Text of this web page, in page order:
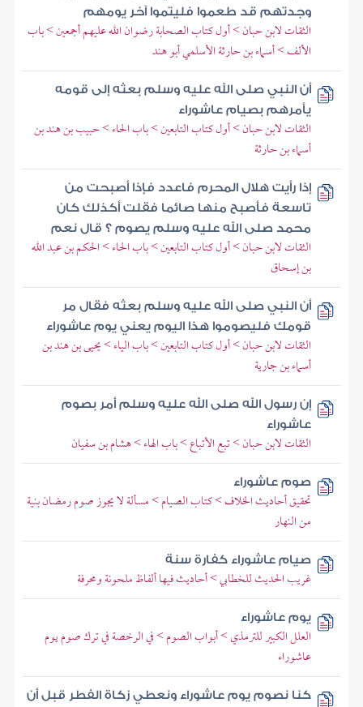
وجدتهم قد طعموا فليتموا آخر يومهم
الثقات لابن حبان > أول كتاب الصحابة رضوان الله عليهم أجمعين > باب
الألف > أسماء بن حارثة الأسلمي أبو هند
أن النبي صلى الله عليه وسلم بعثه إلى قومه
يأمرهم بصيام عاشوراء
الثقات لابن حبان > أول كتاب التابعين > باب الحاء > حبيب بن هند بن
أسماء بن حارثة
إذا رأيت هلال المحرم فاعدد فإذا أصبحت من
تاسعة فأصبح منها صائما فقلت أكذلك كان
محمد صلى الله عليه وسلم يصوم ؟ قال نعم
الثقات لابن حبان > أول كتاب التابعين > باب الحاء > الحكم بن عبد الله
بن إسحاق
أن النبي صلى الله عليه وسلم بعثه فقال مر
قومك فليصوموا هذا اليوم يعني يوم عاشوراء
الثقات لابن حبان > أول كتاب التابعين > باب الياء > يحيى بن هند بن
أسماء بن جارية
إن رسول الله صلى الله عليه وسلم أمر بصوم
عاشوراء
الثقات لابن حبان > تبع الأتباع > باب الهاء > هشام بن سفيان
صوم عاشوراء
تحقيق أحاديث الخلاف > كتاب الصيام > مسألة لا يجوز صوم رمضان بنية
من النهار
صيام عاشوراء كفارة سنة
غريب الحديث للخطابي > أحاديث فيها ألفاظ ملحونة ومحرفة
يوم عاشوراء
العلل الكبير للترمذي > أبواب الصوم > في الرخصة في ترك صوم يوم
عاشوراء
كنا نصوم يوم عاشوراء ونعطي زكاة الفطر قبل أن